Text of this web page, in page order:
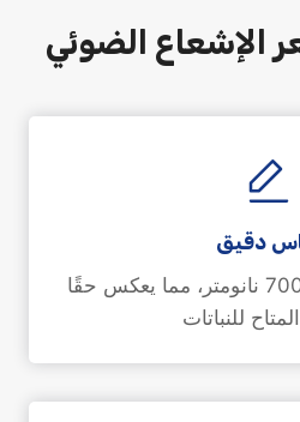
الإشعاع الضوئي
دقيق
يغطي الطيف 400–700 نانومتر، مما يعكس حقًا
للنباتات